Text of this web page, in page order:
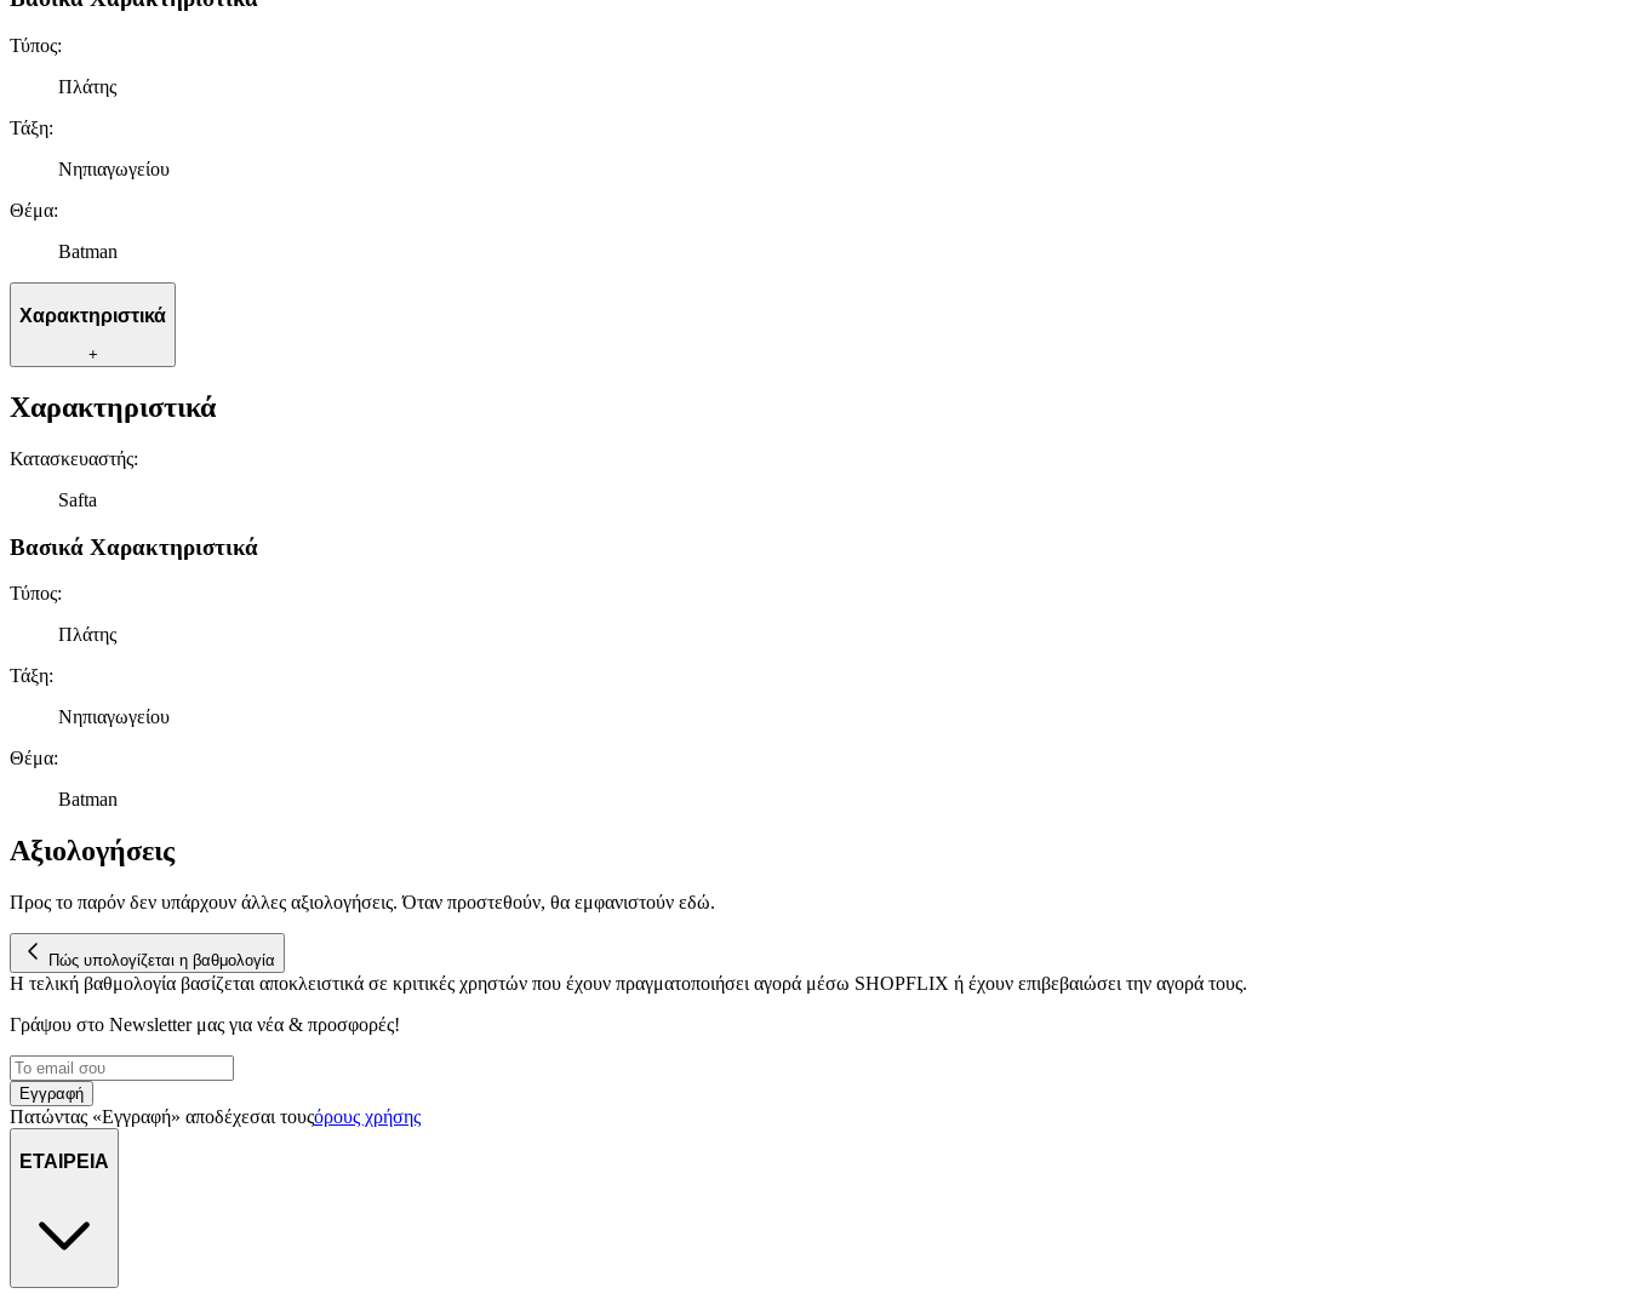
Τύπος:
Πλάτης
Τάξη:
Νηπιαγωγείου
Θέμα:
Batman
Χαρακτηριστικά
+
Χαρακτηριστικά
Κατασκευαστής:
Safta
Βασικά Χαρακτηριστικά
Τύπος:
Πλάτης
Τάξη:
Νηπιαγωγείου
Θέμα:
Batman
Αξιολογήσεις
Προς το παρόν δεν υπάρχουν άλλες αξιολογήσεις. Όταν προστεθούν, θα εμφανιστούν εδώ.
Πώς υπολογίζεται η βαθμολογία
Η τελική βαθμολογία βασίζεται αποκλειστικά σε κριτικές χρηστών που έχουν πραγματοποιήσει αγορά μέσω SHOPFLIX ή έχουν επιβεβαιώσει την αγορά τους.
Γράψου στο Νewsletter μας για νέα & προσφορές!
Εγγραφή
Πατώντας «Εγγραφή» αποδέχεσαι τουςόρους χρήσης
ΕΤΑΙΡΕΙΑ